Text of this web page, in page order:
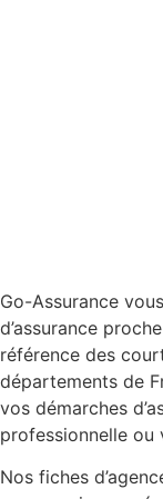
Go-Assurance
d’assurance
référence des
départements de
vos démarches
professionnelle ou
Nos fiches